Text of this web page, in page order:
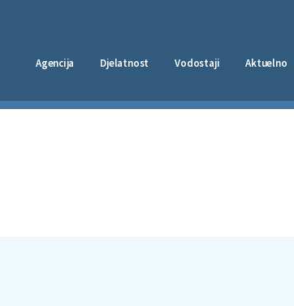
Aktuelno
Vodostaji
Djelatnost
Agencija